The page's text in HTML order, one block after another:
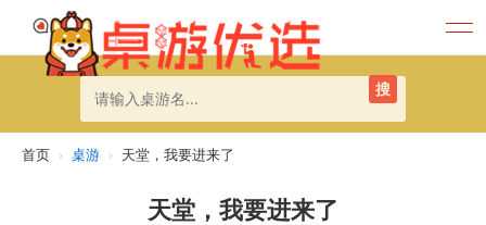
搜
首页 › 桌游 › 天堂，我要进来了
天堂，我要进来了